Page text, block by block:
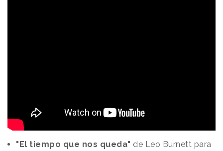
"El tiempo que nos queda" de Leo Burnett para